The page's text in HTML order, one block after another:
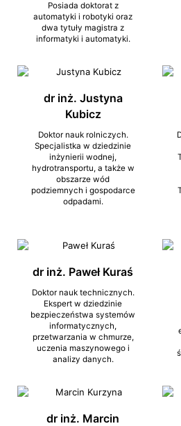
Posiada doktorat z
automatyki i robotyki oraz
dwa tytuły magistra z
informatyki i automatyki.
dr inż. Justyna
Kubicz
Doktor nauk rolniczych.
Specjalistka w dziedzinie
inżynierii wodnej,
hydrotransportu, a także w
obszarze wód
podziemnych i gospodarce
odpadami.
dr inż. Paweł Kuraś
Doktor nauk technicznych.
Ekspert w dziedzinie
bezpieczeństwa systemów
informatycznych,
przetwarzania w chmurze,
uczenia maszynowego i
analizy danych.
dr inż. Marcin